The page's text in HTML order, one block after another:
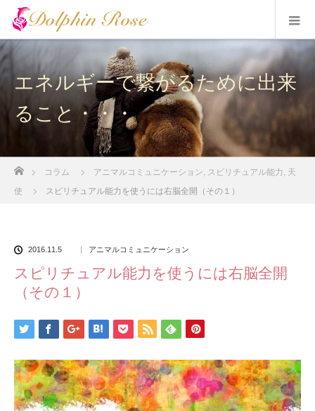
エネルギーで繋がるために出来
ること・・・
コラム アニマルコミュニケーション スピリチュアル能力
天
使
スピリチュアル能力を使うには右脳全開（その１）
2016.11.5 アニマルコミュニケーション
スピリチュアル能力を使うには右脳全開
（その１）